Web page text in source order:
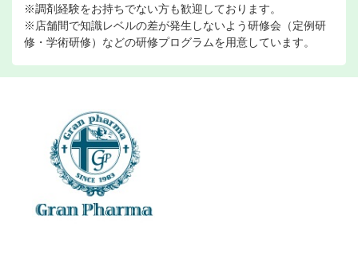
※調剤経験をお持ちでない方も歓迎しております。
※店舗間で知識レベルの差が発生しないよう研修会（定例研
修・学術研修）などの研修プログラムを用意しています。